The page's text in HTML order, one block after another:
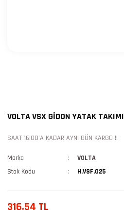
VOLTA VSX GİDON YATAK TAKIMI
SAAT 16:00'A KADAR AYNI GÜN KARGO !!
Marka
VOLTA
Stok Kodu
H.VSF.025
316,54 TL